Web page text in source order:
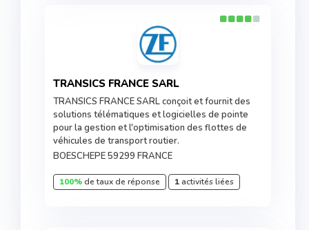
TRANSICS FRANCE SARL
TRANSICS FRANCE SARL conçoit et fournit des
solutions télématiques et logicielles de pointe
pour la gestion et l'optimisation des flottes de
véhicules de transport routier.
BOESCHEPE 59299 FRANCE
100%de taux de réponse 1activités liées